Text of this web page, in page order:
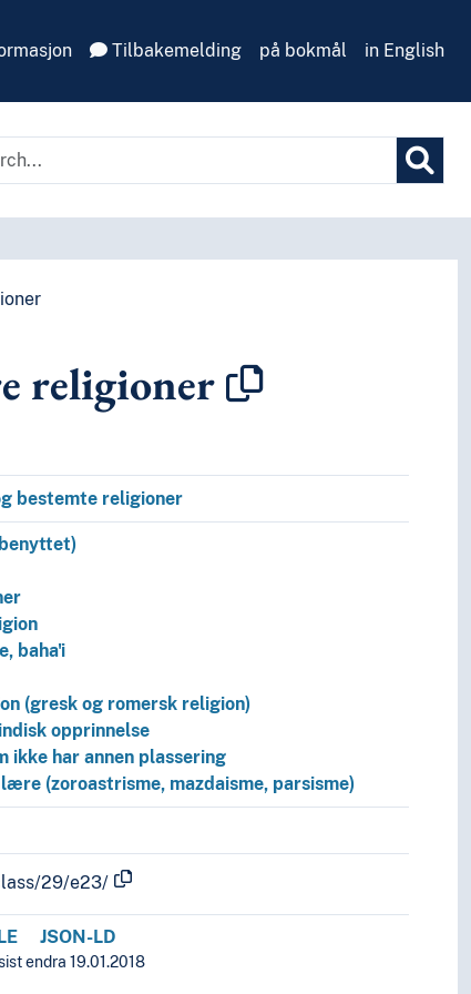
Tilbakemelding på bokmål in English
religioner
bestemte religioner
baha'i
(gresk og romersk religion)
opprinnelse
ikke har annen plassering
(zoroastrisme, mazdaisme, parsisme)
29/e23/
JSON-LD
endra 19.01.2018